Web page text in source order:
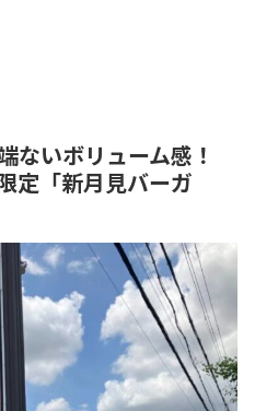
ないボリューム感！
定「新月見バーガ